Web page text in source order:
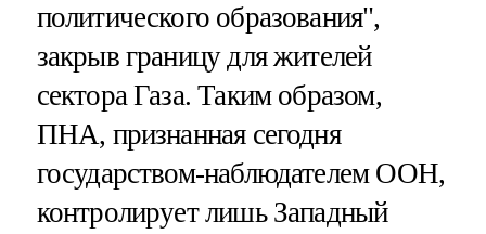
политического образования",
закрыв границу для жителей
сектора Газа. Таким образом,
ПНА, признанная сегодня
государством-наблюдателем ООН,
контролирует лишь Западный